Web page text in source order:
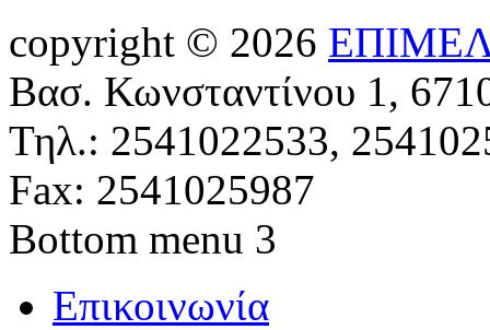
copyright © 2026
Βασ. Κωνσταντίνου 1,
Τηλ.: 2541022533,
Fax: 2541025987
Bottom menu 3
Επικοινωνία